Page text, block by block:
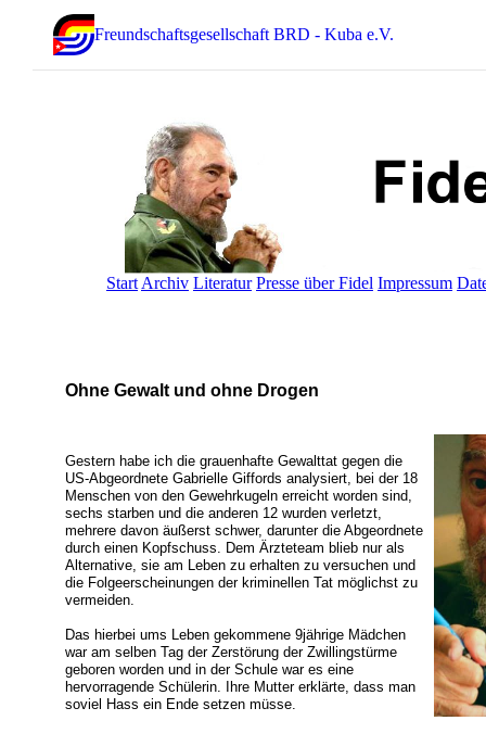
Freundschaftsgesellschaft BRD - Kuba e.V.
Start Archiv Literatur Presse über Fidel Impressum
Ohne Gewalt und ohne Drogen
Gestern habe ich die grauenhafte Gewalttat gegen die
US-Abgeordnete Gabrielle Giffords analysiert, bei der 18
Menschen von den Gewehrkugeln erreicht worden sind,
sechs starben und die anderen 12 wurden verletzt,
mehrere davon äußerst schwer, darunter die Abgeordnete
durch einen Kopfschuss. Dem Ärzteteam blieb nur als
Alternative, sie am Leben zu erhalten zu versuchen und
die Folgeerscheinungen der kriminellen Tat möglichst zu
vermeiden.
Das hierbei ums Leben gekommene 9jährige Mädchen
war am selben Tag der Zerstörung der Zwillingstürme
geboren worden und in der Schule war es eine
hervorragende Schülerin. Ihre Mutter erklärte, dass man
soviel Hass ein Ende setzen müsse.